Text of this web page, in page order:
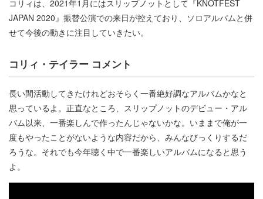
コリィは、2021年1月にはスリップノットとして『KNOTFEST
JAPAN 2020』振替公演での来日が控えており、ソロアルバムと併
せて今後の動きに注目していきたい。
コリィ・テイラー コメント
長い間活動してきたけれどおそらく一番絶好調なアルバムかなと
思っているよ。正直なところ、スリップノットのデビュー・アル
バム以来、一番楽しんで作ったんじゃないかな。いままで俺が一
度もやったことがないような内容だから、みんなびっくりするだ
ろうな。それでも今年聴く中で一番楽しいアルバムになると思う
よ。